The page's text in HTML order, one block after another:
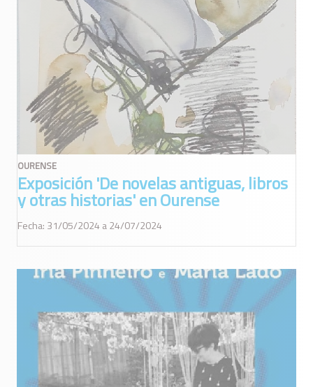
OURENSE
Exposición 'De novelas antiguas, libros
y otras historias' en Ourense
Fecha: 31/05/2024 a 24/07/2024